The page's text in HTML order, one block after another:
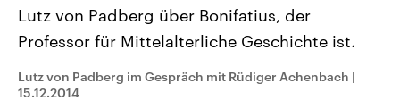
Lutz von Padberg über Bonifatius, der
Professor für Mittelalterliche Geschichte ist.
Lutz von Padberg im Gespräch mit Rüdiger Achenbach |
15.12.2014